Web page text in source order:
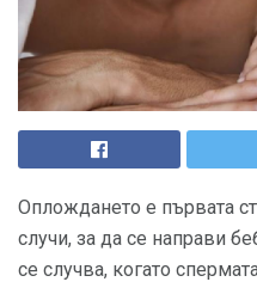
Оплождането е първата
случи, за да се направи
се случва, когато